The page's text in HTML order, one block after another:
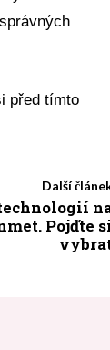
před tímto
Další
Pojďte